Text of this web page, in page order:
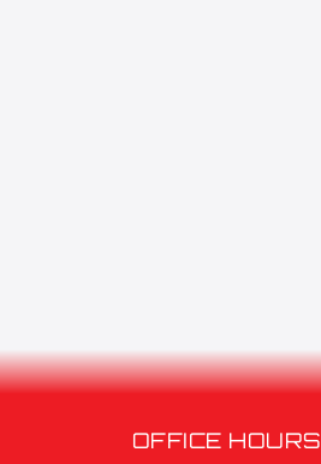
OFFICE HOURS